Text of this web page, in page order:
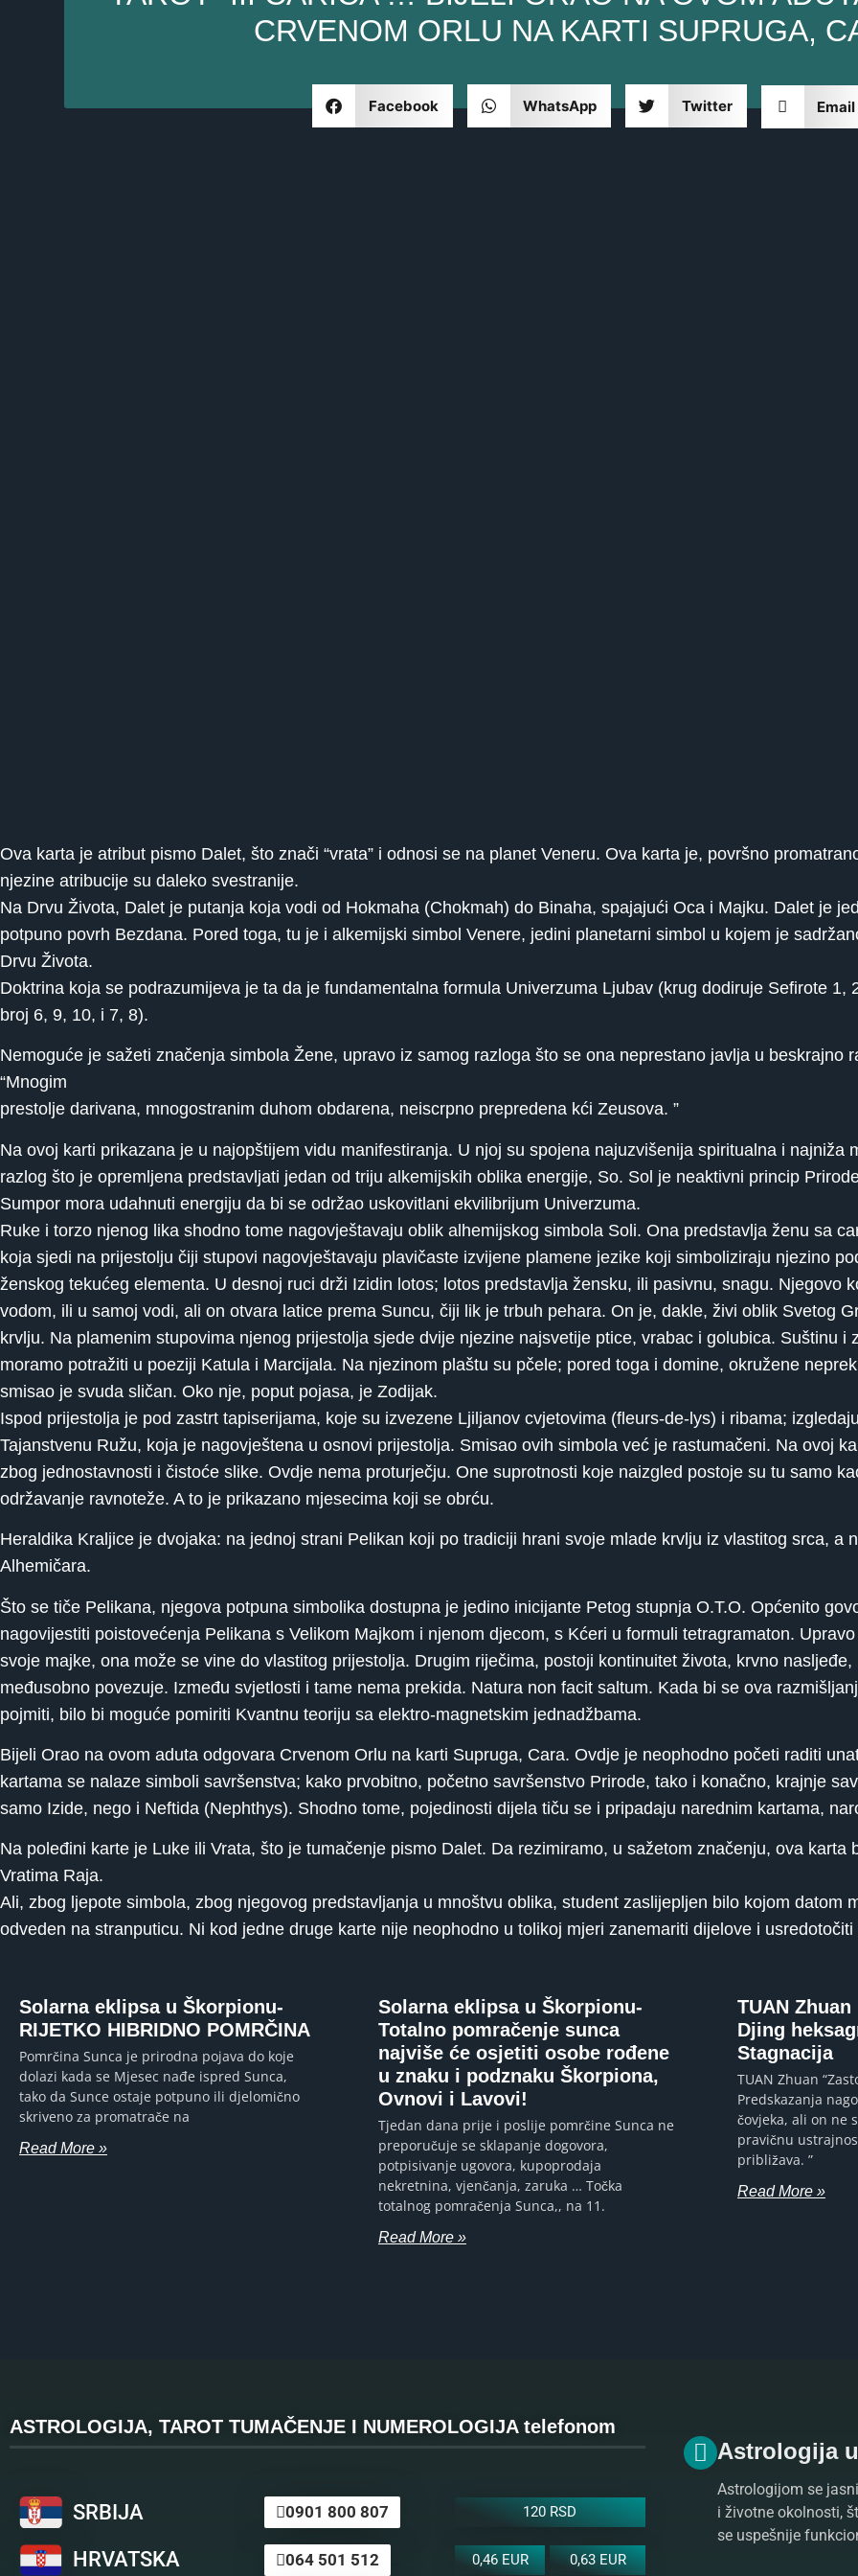
CRVENOM ORLU NA KARTI SUPRUGA,
Facebook WhatsApp Twitter Email
Ova karta je atribut pismo Dalet, što znači “vrata” i odnosi se na planet Veneru. Ova karta je, površno
njezine atribucije su daleko svestranije.
Na Drvu Života, Dalet je putanja koja vodi od Hokmaha (Chokmah) do Binaha, spajajući Oca i Majku. Dalet je
potpuno povrh Bezdana. Pored toga, tu je i alkemijski simbol Venere, jedini planetarni simbol u kojem je
Drvu Života.
Doktrina koja se podrazumijeva je ta da je fundamentalna formula Univerzuma Ljubav (krug dodiruje Sefirote 1,
broj 6, 9, 10, i 7, 8).
Nemoguće je sažeti značenja simbola Žene, upravo iz samog razloga što se ona neprestano javlja u beskrajno
“Mnogim
prestolje darivana, mnogostranim duhom obdarena, neiscrpno prepredena kći Zeusova. ”
Na ovoj karti prikazana je u najopštijem vidu manifestiranja. U njoj su spojena najuzvišenija spiritualna i najniža
razlog što je opremljena predstavljati jedan od triju alkemijskih oblika energije, So. Sol je neaktivni princip
Sumpor mora udahnuti energiju da bi se održao uskovitlani ekvilibrijum Univerzuma.
Ruke i torzo njenog lika shodno tome nagovještavaju oblik alhemijskog simbola Soli. Ona predstavlja ženu sa
koja sjedi na prijestolju čiji stupovi nagovještavaju plavičaste izvijene plamene jezike koji simboliziraju njezino
ženskog tekućeg elementa. U desnoj ruci drži Izidin lotos; lotos predstavlja žensku, ili pasivnu, snagu. Njegovo
vodom, ili u samoj vodi, ali on otvara latice prema Suncu, čiji lik je trbuh pehara. On je, dakle, živi oblik Svetog
krvlju. Na plamenim stupovima njenog prijestolja sjede dvije njezine najsvetije ptice, vrabac i golubica. Suštinu i
moramo potražiti u poeziji Katula i Marcijala. Na njezinom plaštu su pčele; pored toga i domine, okružene
smisao je svuda sličan. Oko nje, poput pojasa, je Zodijak.
Ispod prijestolja je pod zastrt tapiserijama, koje su izvezene Ljiljanov cvjetovima (fleurs-de-lys) i ribama;
Tajanstvenu Ružu, koja je nagovještena u osnovi prijestolja. Smisao ovih simbola već je rastumačeni. Na ovoj
zbog jednostavnosti i čistoće slike. Ovdje nema proturječju. One suprotnosti koje naizgled postoje su tu samo
održavanje ravnoteže. A to je prikazano mjesecima koji se obrću.
Heraldika Kraljice je dvojaka: na jednoj strani Pelikan koji po tradiciji hrani svoje mlade krvlju iz vlastitog srca, a
Alhemičara.
Što se tiče Pelikana, njegova potpuna simbolika dostupna je jedino inicijante Petog stupnja O.T.O. Općenito
nagovijestiti poistovećenja Pelikana s Velikom Majkom i njenom djecom, s Kćeri u formuli tetragramaton.
svoje majke, ona može se vine do vlastitog prijestolja. Drugim riječima, postoji kontinuitet života, krvno
međusobno povezuje. Između svjetlosti i tame nema prekida. Natura non facit saltum. Kada bi se ova
pojmiti, bilo bi moguće pomiriti Kvantnu teoriju sa elektro-magnetskim jednadžbama.
Bijeli Orao na ovom aduta odgovara Crvenom Orlu na karti Supruga, Cara. Ovdje je neophodno početi raditi
kartama se nalaze simboli savršenstva; kako prvobitno, početno savršenstvo Prirode, tako i konačno, krajnje
samo Izide, nego i Neftida (Nephthys). Shodno tome, pojedinosti dijela tiču ​​se i pripadaju narednim kartama,
Na poleđini karte je Luke ili Vrata, što je tumačenje pismo Dalet. Da rezimiramo, u sažetom značenju, ova karta
Vratima Raja.
Ali, zbog ljepote simbola, zbog njegovog predstavljanja u mnoštvu oblika, student zaslijepljen bilo kojom datom
odveden na stranputicu. Ni kod jedne druge karte nije neophodno u tolikoj mjeri zanemariti dijelove i
Solarna eklipsa u Škorpionu-
RIJETKO HIBRIDNO POMRČINA
Pomrčina Sunca je prirodna pojava do koje
dolazi kada se Mjesec nađe ispred Sunca,
tako da Sunce ostaje potpuno ili djelomično
skriveno za promatrače na
Read More »
Solarna eklipsa u Škorpionu-
Totalno pomračenje sunca
najviše će osjetiti osobe rođene
u znaku i podznaku Škorpiona,
Ovnovi i Lavovi!
Tjedan dana prije i poslije pomrčine Sunca ne
preporučuje se sklapanje dogovora,
potpisivanje ugovora, kupoprodaja
nekretnina, vjenčanja, zaruka … Točka
totalnog pomračenja Sunca,, na 11.
Read More »
TUAN
Djing
Stagnacija
TUAN Zhuan
Predskazanja
čovjeka, ali on ne
pravičnu
približava. ”
Read More »
ASTROLOGIJA, TAROT TUMAČENJE I NUMEROLOGIJA telefonom
SRBIJA 0901 800 807 120 RSD
HRVATSKA 064 501 512 0,46 EUR 0,63 EUR
Astrologija
Astrologijom se
i životne okolnosti,
se uspešnije